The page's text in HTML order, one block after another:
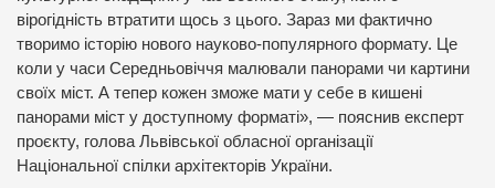
вірогідність втратити щось з цього. Зараз ми фактично
творимо історію нового науково-популярного формату. Це
коли у часи Середньовіччя малювали панорами чи картини
своїх міст. А тепер кожен зможе мати у себе в кишені
панорами міст у доступному форматі», — пояснив експерт
проєкту, голова Львівської обласної організації
Національної спілки архітекторів України.